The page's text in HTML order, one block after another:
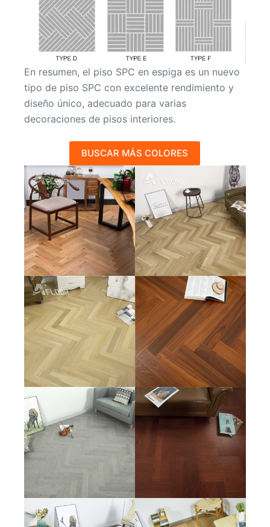
En resumen, el piso SPC en espiga es un nuevo
tipo de piso SPC con excelente rendimiento y
diseño único, adecuado para varias
decoraciones de pisos interiores.
BUSCAR MÁS COLORES